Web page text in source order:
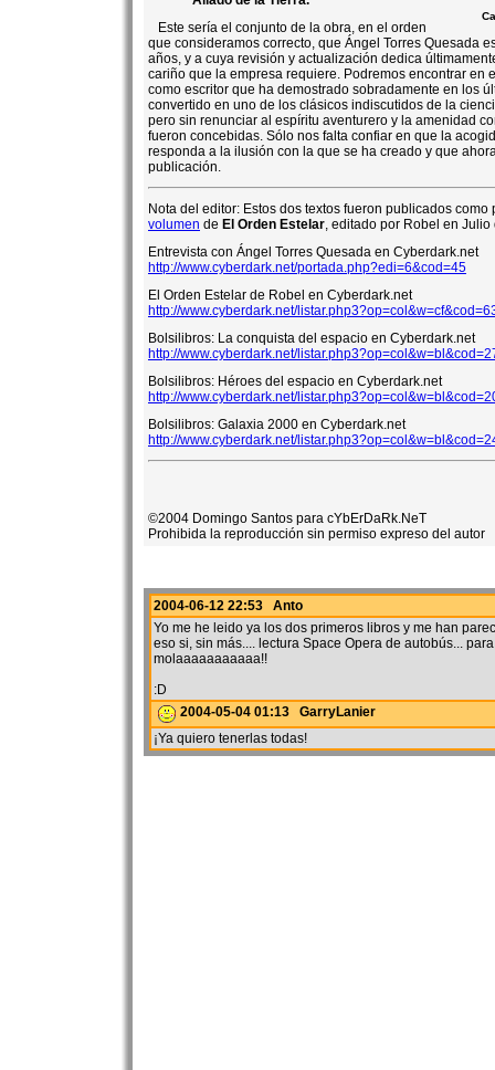
Este sería el conjunto de la obra, en el orden
que consideramos correcto, que Ángel Torres Quesada
años, y a cuya revisión y actualización dedica
cariño que la empresa requiere. Podremos encontrar en
como escritor que ha demostrado sobradamente en los
convertido en uno de los clásicos indiscutidos de la
pero sin renunciar al espíritu aventurero y la amenidad
fueron concebidas. Sólo nos falta confiar en que la
responda a la ilusión con la que se ha creado y que
publicación.
Nota del editor: Estos dos textos fueron publicados
volumen de El Orden Estelar, editado por Robel en Julio
Entrevista con Ángel Torres Quesada en Cyberdark.net
http://www.cyberdark.net/portada.php?edi=6&cod=45
El Orden Estelar de Robel en Cyberdark.net
http://www.cyberdark.net/
Bolsilibros: La conquista del espacio en Cyberdark.net
http://www.cyberdark.net/
Bolsilibros: Héroes del espacio en Cyberdark.net
http://www.cyberdark.net/
Bolsilibros: Galaxia 2000 en Cyberdark.net
http://www.cyberdark.net/
©2004 Domingo Santos para cYbErDaRk.NeT
Prohibida la reproducción sin permiso expreso del autor
2004-06-12 22:53 Anto
Yo me he leido ya los dos primeros libros y me han
eso si, sin más.... lectura Space Opera de autobús...
molaaaaaaaaaaa!!
:D
2004-05-04 01:13 GarryLanier
¡Ya quiero tenerlas todas!